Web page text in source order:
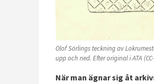
Olof Sörlings teckning av
upp och ned. Efter original i ATA
När man ägnar sig åt